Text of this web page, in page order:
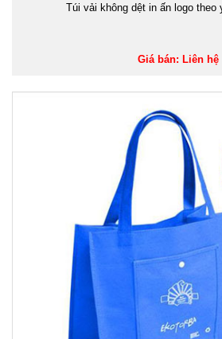
Túi vải không dệt in ấn logo theo
Giá bán: Liên hệ